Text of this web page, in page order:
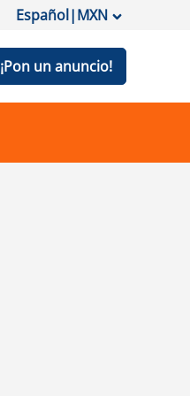
Español|MXN
¡Pon un anuncio!